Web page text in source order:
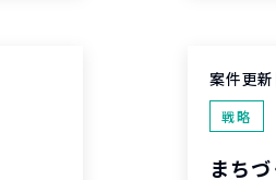
案件更新
戦略
まち